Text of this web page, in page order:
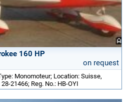
160 HP
on request
Monomoteur; Location: Suisse,
21466; Reg. No.: HB-OYI